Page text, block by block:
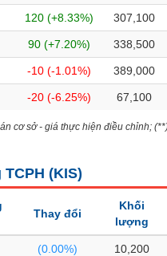
120 (+8.33%) 307,100
90 (+7.20%) 338,500
-10 (-1.01%) 389,000
-20 (-6.25%) 67,100
cơ sở - giá thực hiện điều chỉnh;
(KIS)
Thay đổi
Khối
lượng
(0.00%) 10,200